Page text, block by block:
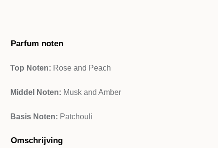
Parfum noten
Top Noten: Rose and Peach
Middel Noten: Musk and Amber
Basis Noten: Patchouli
Omschrijving